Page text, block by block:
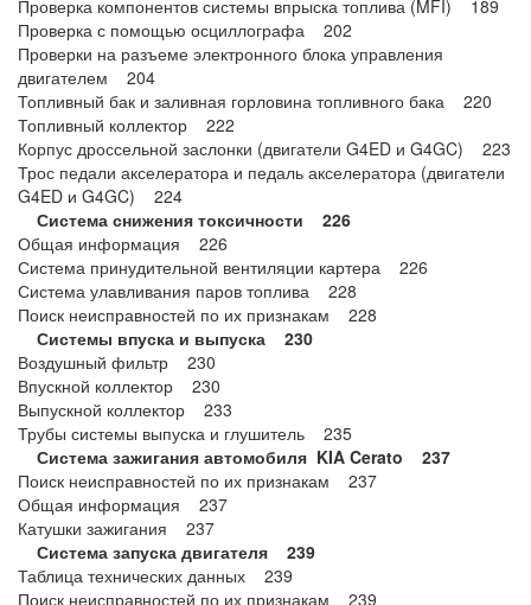
Проверка компонентов системы впрыска топлива (MFI) 189
Проверка с помощью осциллографа 202
Проверки на разъеме электронного блока управления
двигателем 204
Топливный бак и заливная горловина топливного бака 220
Топливный коллектор 222
Корпус дроссельной заслонки (двигатели G4ED и G4GC) 223
Трос педали акселератора и педаль акселератора (двигатели
G4ED и G4GC) 224
Система снижения токсичности 226
Общая информация 226
Система принудительной вентиляции картера 226
Система улавливания паров топлива 228
Поиск неисправностей по их признакам 228
Системы впуска и выпуска 230
Воздушный фильтр 230
Впускной коллектор 230
Выпускной коллектор 233
Трубы системы выпуска и глушитель 235
Система зажигания автомобиля KIA Cerato 237
Поиск неисправностей по их признакам 237
Общая информация 237
Катушки зажигания 237
Система запуска двигателя 239
Таблица технических данных 239
Поиск неисправностей по их признакам 239